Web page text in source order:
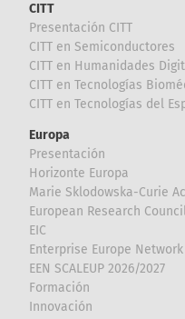
CITT
Presentación CITT
CITT en Semiconductores
CITT en Humanidades
CITT en Tecnologías
CITT en Tecnologías del
Europa
Presentación
Horizonte Europa
Marie Sklodowska-Curie
European Research
EIC
Enterprise Europe Network
EEN SCALEUP 2026/2027
Formación
Innovación